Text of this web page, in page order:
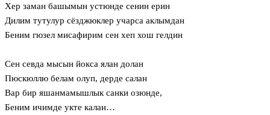
Хер заман башымын устюнде сенин ерин
Дилим тутулур сёзджюклер учарса аклымдан
Беним гюзел мисафирим сен хеп хош гелдин
Сен севда мысын йокса ялан долан
Пюскюллю белам олуп, дерде салан
Вар бир яшанмамышлык санки озюнде,
Беним ичимде укте калан…